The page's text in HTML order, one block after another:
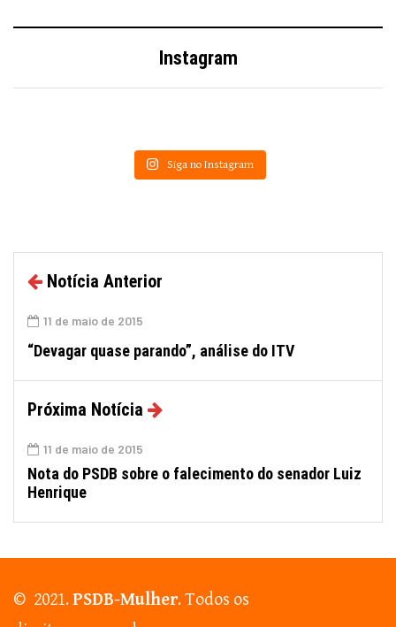
Instagram
Siga no Instagram
Notícia Anterior
11 de maio de 2015
“Devagar quase parando”, análise do ITV
Próxima Notícia
11 de maio de 2015
Nota do PSDB sobre o falecimento do senador Luiz
Henrique
© 2021.PSDB-Mulher. Todos os